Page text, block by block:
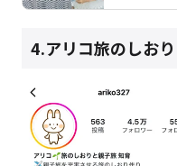
4.アリコ旅のしお